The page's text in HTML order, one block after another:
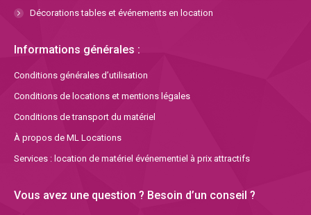
Décorations tables et événements en location
Informations générales :
Conditions générales d’utilisation
Conditions de locations et mentions légales
Conditions de transport du matériel
À propos de ML Locations
Services : location de matériel événementiel à prix attractifs
Vous avez une question ? Besoin d’un conseil ?